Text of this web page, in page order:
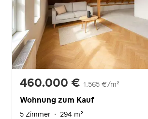
460.000 € 1.565 €/m²
Wohnung zum Kauf
5 Zimmer · 294 m²